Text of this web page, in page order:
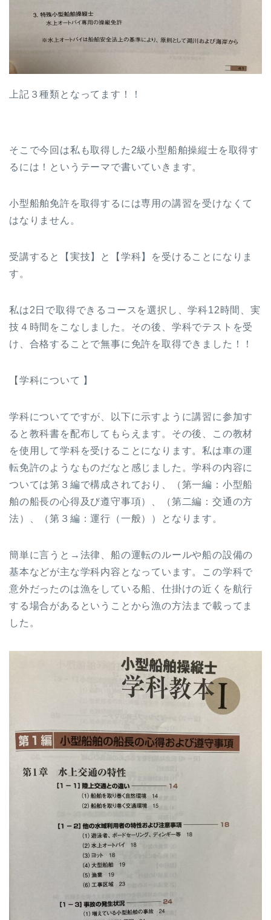
上記３種類となってます！！
そこで今回は私も取得した2級小型船舶操縦士を取得す
るには！というテーマで書いていきます。
小型船舶免許を取得するには専用の講習を受けなくて
はなりません。
受講すると【実技】と【学科】を受けることになりま
す。
私は2日で取得できるコースを選択し、学科12時間、実
技４時間をこなしました。その後、学科でテストを受
け、合格することで無事に免許を取得できました！！
【学科について 】
学科についてですが、以下に示すように講習に参加す
ると教科書を配布してもらえます。その後、この教材
を使用して学科を受けることになります。私は車の運
転免許のようなものだなと感じました。学科の内容に
ついては第３編で構成されており、（第一編：小型船
舶の船長の心得及び遵守事項）、（第二編：交通の方
法）、（第３編：運行（一般））となります。
簡単に言うと→法律、船の運転のルールや船の設備の
基本などが主な学科内容となっています。この学科で
意外だったのは漁をしている船、仕掛けの近くを航行
する場合があるということから漁の方法まで載ってま
した。